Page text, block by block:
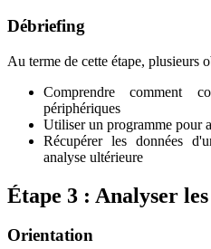
Débriefing
Au terme de cette étape, plusieurs
Comprendre comment
périphériques
Utiliser un programme pour
Récupérer les données
analyse ultérieure
Étape 3 : Analyser les
Orientation